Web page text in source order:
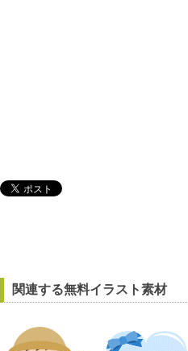
関連する無料イラスト素材